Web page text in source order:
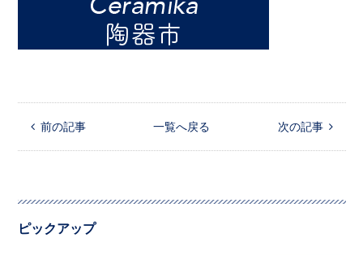
 前の記事 一覧へ戻る 次の記事 
ピックアップ